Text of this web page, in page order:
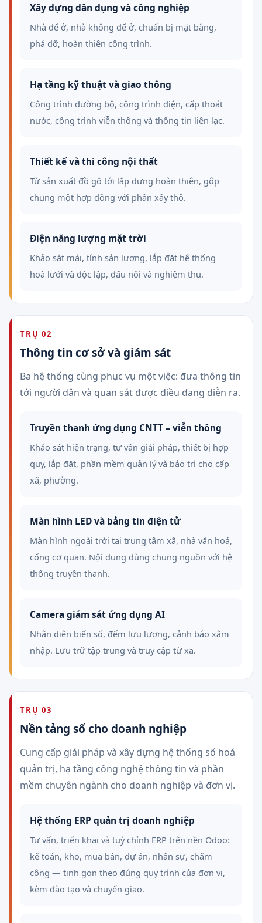
Xây dựng dân dụng và công nghiệp
Nhà để ở, nhà không để ở, chuẩn bị mặt bằng,
phá dỡ, hoàn thiện công trình.
Hạ tầng kỹ thuật và giao thông
Công trình đường bộ, công trình điện, cấp thoát
nước, công trình viễn thông và thông tin liên lạc.
Thiết kế và thi công nội thất
Từ sản xuất đồ gỗ tới lắp dựng hoàn thiện, gộp
chung một hợp đồng với phần xây thô.
Điện năng lượng mặt trời
Khảo sát mái, tính sản lượng, lắp đặt hệ thống
hoà lưới và độc lập, đấu nối và nghiệm thu.
TRỤ 02
Thông tin cơ sở và giám sát
Ba hệ thống cùng phục vụ một việc: đưa thông tin
tới người dân và quan sát được điều đang diễn ra.
Truyền thanh ứng dụng CNTT – viễn thông
Khảo sát hiện trạng, tư vấn giải pháp, thiết bị hợp
quy, lắp đặt, phần mềm quản lý và bảo trì cho cấp
xã, phường.
Màn hình LED và bảng tin điện tử
Màn hình ngoài trời tại trung tâm xã, nhà văn hoá,
cổng cơ quan. Nội dung dùng chung nguồn với hệ
thống truyền thanh.
Camera giám sát ứng dụng AI
Nhận diện biển số, đếm lưu lượng, cảnh báo xâm
nhập. Lưu trữ tập trung và truy cập từ xa.
TRỤ 03
Nền tảng số cho doanh nghiệp
Cung cấp giải pháp và xây dựng hệ thống số hoá
quản trị, hạ tầng công nghệ thông tin và phần
mềm chuyên ngành cho doanh nghiệp và đơn vị.
Hệ thống ERP quản trị doanh nghiệp
Tư vấn, triển khai và tuỳ chỉnh ERP trên nền Odoo:
kế toán, kho, mua bán, dự án, nhân sự, chấm
công — tinh gọn theo đúng quy trình của đơn vị,
kèm đào tạo và chuyển giao.